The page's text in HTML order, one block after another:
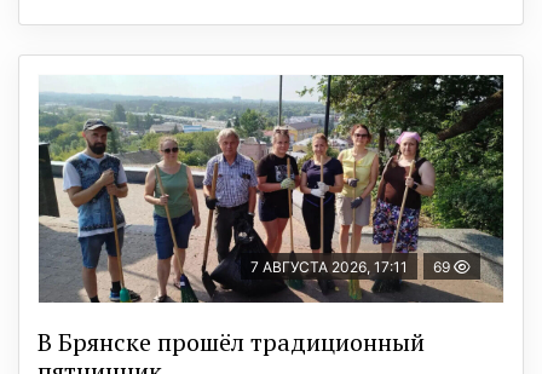
7 АВГУСТА 2026, 17:11 69
В Брянске прошёл традиционный